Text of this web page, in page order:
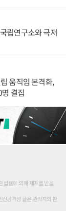
립연구소와 극저
움직임 본격화,
결집
법률에 의해 제재를 받을
신공격성 글은 관리자의 판